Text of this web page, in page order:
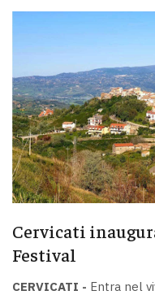
Cervicati
Festival
CERVICATI - Entra nel